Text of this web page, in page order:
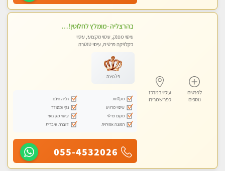
לפרטים
נוספים
עיסוי במרכז
כפר שמריהו
בהרצליה -מומלץ לחלוטין!!כל סוגי העיסויים מעסה מקצועית ואיכותית פרטי!! אירוח ברמה אחרת ...כולל שתיה חמה/קרה + בקבוק מים
עיסוי מפנק, עיסוי מקצועי, עיסוי
בקלניקה פרטית, עיסוי טנטרה
פלטינה
מקלחת
חניה חינם
עיסוי מרגיע
נקי ומסודר
מקום פרטי
עיסוי מקצועי
תמונה אמיתית
דוברת עיברית
055-4532026